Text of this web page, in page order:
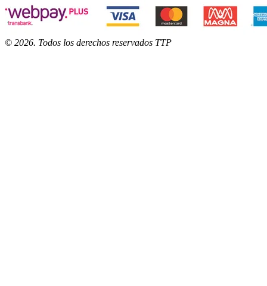
© 2026. Todos los derechos reservados TTP